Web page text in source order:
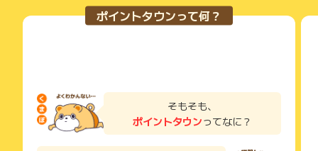
ポイントタウンって何？
そもそも、
ポイントタウンってなに？